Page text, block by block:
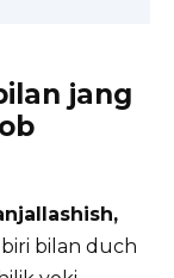
jang
bilan duch